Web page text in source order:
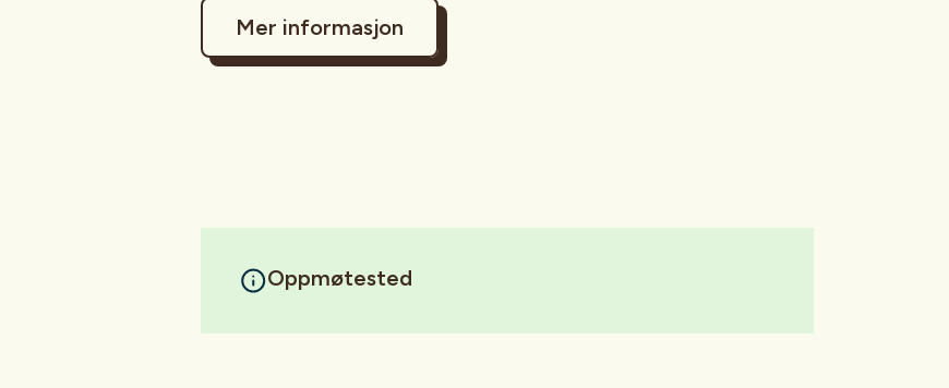
Mer informasjon
Oppmøtested